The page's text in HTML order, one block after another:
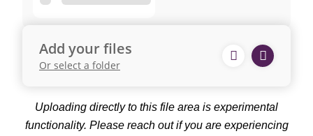
Add your files
Or select a folder
Uploading directly to this file area is experimental
functionality. Please reach out if you are experiencing